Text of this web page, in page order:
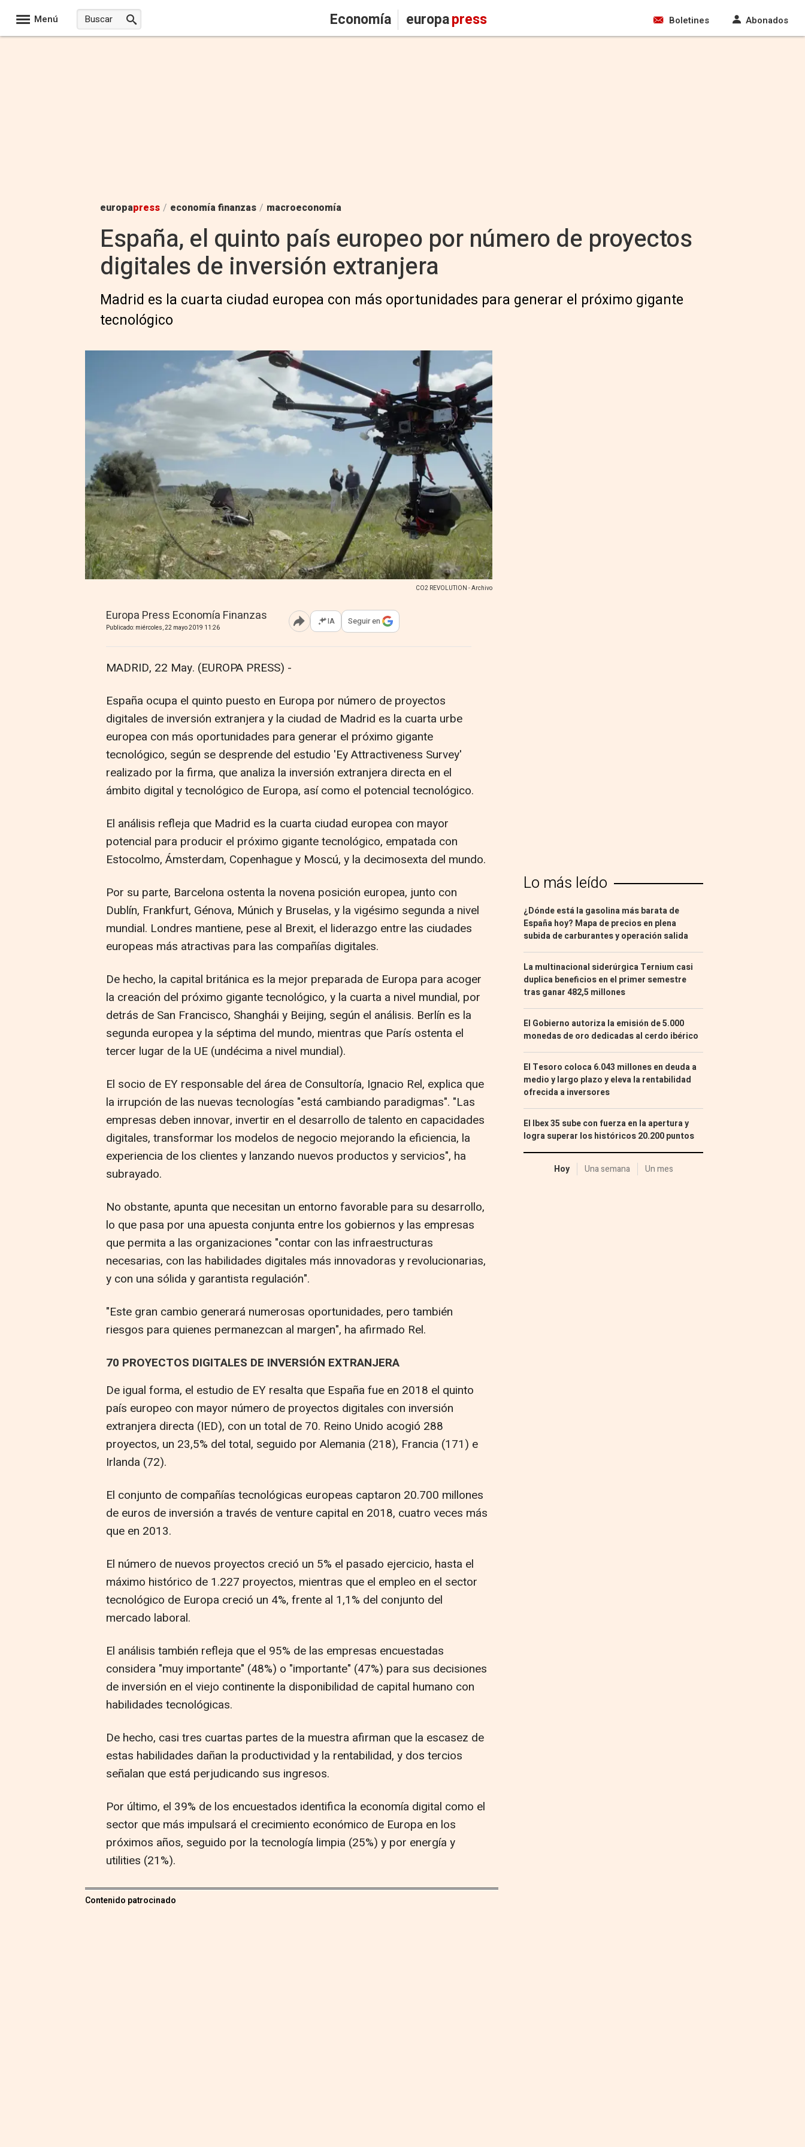
Menú Economía europapress Boletines Abonados
europapress / economía finanzas / macroeconomía
España, el quinto país europeo por número de proyectos
digitales de inversión extranjera
Madrid es la cuarta ciudad europea con más oportunidades para generar el próximo gigante
tecnológico
CO2 REVOLUTION - Archivo
Europa Press Economía Finanzas
Publicado: miércoles, 22 mayo 2019 11:26 Abrir opciones para compartir
IA Seguir en
MADRID, 22 May. (EUROPA PRESS) -
España ocupa el quinto puesto en Europa por número de proyectos
digitales de inversión extranjera y la ciudad de Madrid es la cuarta urbe
europea con más oportunidades para generar el próximo gigante
tecnológico, según se desprende del estudio 'Ey Attractiveness Survey'
realizado por la firma, que analiza la inversión extranjera directa en el
ámbito digital y tecnológico de Europa, así como el potencial tecnológico.
El análisis refleja que Madrid es la cuarta ciudad europea con mayor
potencial para producir el próximo gigante tecnológico, empatada con
Estocolmo, Ámsterdam, Copenhague y Moscú, y la decimosexta del mundo.
Por su parte, Barcelona ostenta la novena posición europea, junto con
Dublín, Frankfurt, Génova, Múnich y Bruselas, y la vigésimo segunda a nivel
mundial. Londres mantiene, pese al Brexit, el liderazgo entre las ciudades
europeas más atractivas para las compañías digitales.
De hecho, la capital británica es la mejor preparada de Europa para acoger
la creación del próximo gigante tecnológico, y la cuarta a nivel mundial, por
detrás de San Francisco, Shanghái y Beijing, según el análisis. Berlín es la
segunda europea y la séptima del mundo, mientras que París ostenta el
tercer lugar de la UE (undécima a nivel mundial).
El socio de EY responsable del área de Consultoría, Ignacio Rel, explica que
la irrupción de las nuevas tecnologías "está cambiando paradigmas". "Las
empresas deben innovar, invertir en el desarrollo de talento en capacidades
digitales, transformar los modelos de negocio mejorando la eficiencia, la
experiencia de los clientes y lanzando nuevos productos y servicios", ha
subrayado.
No obstante, apunta que necesitan un entorno favorable para su desarrollo,
lo que pasa por una apuesta conjunta entre los gobiernos y las empresas
que permita a las organizaciones "contar con las infraestructuras
necesarias, con las habilidades digitales más innovadoras y revolucionarias,
y con una sólida y garantista regulación".
"Este gran cambio generará numerosas oportunidades, pero también
riesgos para quienes permanezcan al margen", ha afirmado Rel.
70 PROYECTOS DIGITALES DE INVERSIÓN EXTRANJERA
De igual forma, el estudio de EY resalta que España fue en 2018 el quinto
país europeo con mayor número de proyectos digitales con inversión
extranjera directa (IED), con un total de 70. Reino Unido acogió 288
proyectos, un 23,5% del total, seguido por Alemania (218), Francia (171) e
Irlanda (72).
El conjunto de compañías tecnológicas europeas captaron 20.700 millones
de euros de inversión a través de venture capital en 2018, cuatro veces más
que en 2013.
El número de nuevos proyectos creció un 5% el pasado ejercicio, hasta el
máximo histórico de 1.227 proyectos, mientras que el empleo en el sector
tecnológico de Europa creció un 4%, frente al 1,1% del conjunto del
mercado laboral.
El análisis también refleja que el 95% de las empresas encuestadas
considera "muy importante" (48%) o "importante" (47%) para sus decisiones
de inversión en el viejo continente la disponibilidad de capital humano con
habilidades tecnológicas.
De hecho, casi tres cuartas partes de la muestra afirman que la escasez de
estas habilidades dañan la productividad y la rentabilidad, y dos tercios
señalan que está perjudicando sus ingresos.
Por último, el 39% de los encuestados identifica la economía digital como el
sector que más impulsará el crecimiento económico de Europa en los
próximos años, seguido por la tecnología limpia (25%) y por energía y
utilities (21%).
Contenido patrocinado
Lo más leído
¿Dónde está la gasolina más barata de
España hoy? Mapa de precios en plena
subida de carburantes y operación salida
La multinacional siderúrgica Ternium casi
duplica beneficios en el primer semestre
tras ganar 482,5 millones
El Gobierno autoriza la emisión de 5.000
monedas de oro dedicadas al cerdo ibérico
El Tesoro coloca 6.043 millones en deuda a
medio y largo plazo y eleva la rentabilidad
ofrecida a inversores
El Ibex 35 sube con fuerza en la apertura y
logra superar los históricos 20.200 puntos
Hoy Una semana Un mes